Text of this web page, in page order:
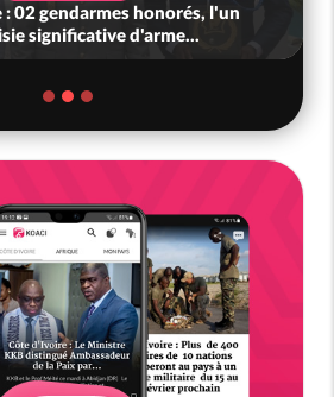
gendarmes honorés, l'un
significative d'arme...